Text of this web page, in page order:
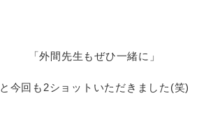
「外間先生もぜひ一緒に」
と今回も2ショットいただきました(笑)